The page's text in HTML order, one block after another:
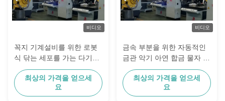
비디오
꼭지 기계설비를 위한 로봇
식 닦는 세포를 가는 다기능
담황색으로 물들이는 기계
최상의 가격을 얻으세
요
비디오
금속 부분을 위한 자동적인
금관 악기 아연 합금 물자 꼭
지 가는 로봇 체계 복잡한 모
양 닦는 기계
최상의 가격을 얻으세
요